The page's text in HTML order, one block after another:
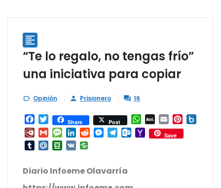

“Te lo regalo, no tengas frío”
una iniciativa para copiar
 Opinión  Prisionero  16
Facebook
TwitterShare Post WhatsApp
AOL
Mail
Email Pinterest
Diary.Ru
GmailMessage
LinkedIn
RedditMessenger
Telegram
Outlook.com
Yahoo
Mail
Save
TumblrMail.RuDouban
VK
Diario Infoeme Olavarría